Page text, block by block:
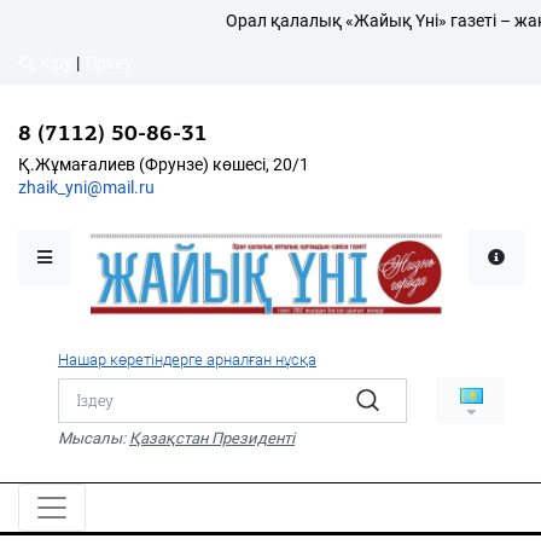
Қалалықтар қаперіне
Қоғам
Дені сау ұлт
Спорт
Жалын
PDF
Қ.Жұмағалиев (Фрунзе)
Орал қалалық «Жайық Үні» газеті –
|
8 (7112) 50-86-31
Қ.Жұмағалиев (Фрунзе) көшесі, 20/1
zhaik_yni@mail.ru
Нашар көретіндерге арналған нұсқа
Мысалы: Қазақстан Президенті